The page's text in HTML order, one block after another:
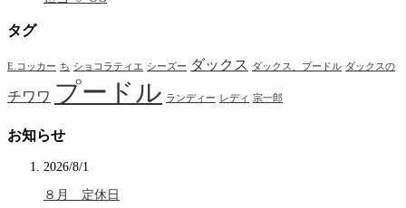
タグ
E.コッカー ち ショコラティエ シーズー ダックス ダックス、プードル ダックスの
チワワ プードル ランディー レディ 宗一郎
お知らせ
2026/8/1
８月 定休日